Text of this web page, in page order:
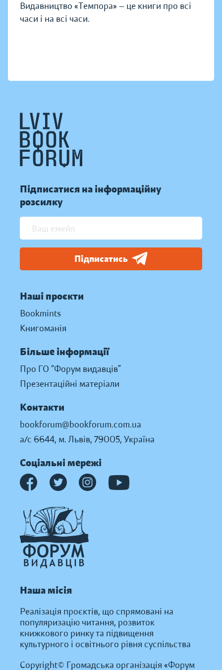
Видавництво «Темпора» — це книги про всі
часи і на всі часи.
Підписатися на інформаційну
розсилку
Підписатись
Наші проєкти
Bookmints
Книгоманія
Більше інформації
Про ГО “Форум видавців”
Презентаційні матеріали
Контакти
bookforum@bookforum.com.ua
а/с 6644, м. Львів, 79005, Україна
Соціальні мережі
Наша місія
Реалізація проєктів, що спрямовані на
популяризацію читання, розвиток
книжкового ринку та підвищення
культурного і освітнього рівня суспільства
Copyright© Громадська організація «Форум